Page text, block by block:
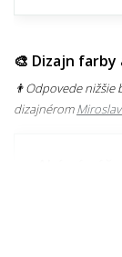
🎨 Dizajn farby
👨‍Odpovede
dizajnérom